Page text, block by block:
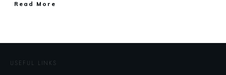
Read More
USEFUL LINKS